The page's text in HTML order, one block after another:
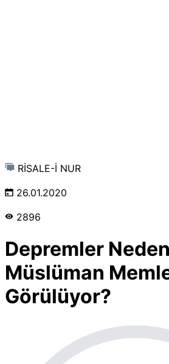
RİSALE-İ NUR
26.01.2020
2896
Depremler
Müslüman
Görülüyor?